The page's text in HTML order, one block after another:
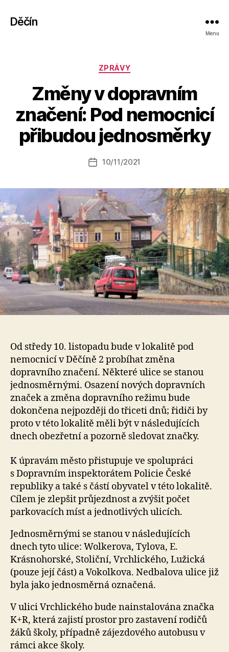
Děčín
Menu
Rubriky
ZPRÁVY
Změny v dopravním
značení: Pod nemocnicí
přibudou jednosměrky
Autor
příspěvku
A
u
o
a
o
Datum
10/11/2021
Od středy 10. listopadu bude v lokalitě pod
nemocnicí v Děčíně 2 probíhat změna
dopravního značení. Některé ulice se stanou
jednosměrnými. Osazení nových dopravních
značek a změna dopravního režimu bude
dokončena nejpozději do třiceti dnů; řidiči by
proto v této lokalitě měli být v následujících
dnech obezřetní a pozorně sledovat značky.
K úpravám město přistupuje ve spolupráci
s Dopravním inspektorátem Policie České
republiky a také s částí obyvatel v této lokalitě.
Cílem je zlepšit průjezdnost a zvýšit počet
parkovacích míst a jednotlivých ulicích.
Jednosměrnými se stanou v následujících
dnech tyto ulice: Wolkerova, Tylova, E.
Krásnohorské, Stoliční, Vrchlického, Lužická
(pouze její část) a Vokolkova. Nedbalova ulice již
byla jako jednosměrná označená.
V ulici Vrchlického bude nainstalována značka
K+R, která zajistí prostor pro zastavení rodičů
žáků školy, případně zájezdového autobusu v
rámci akce školy.